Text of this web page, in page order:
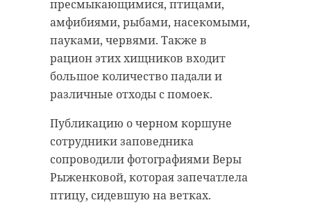
пресмыкающимися, птицами,
амфибиями, рыбами, насекомыми,
пауками, червями. Также в
рацион этих хищников входит
большое количество падали и
различные отходы с помоек.
Публикацию о черном коршуне
сотрудники заповедника
сопроводили фотографиями Веры
Рыженковой, которая запечатлела
птицу, сидевшую на ветках.